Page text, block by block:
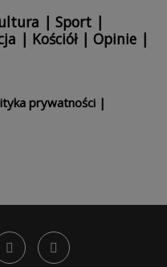
| Sport |
| Kościół| Opinie |
prywatności |